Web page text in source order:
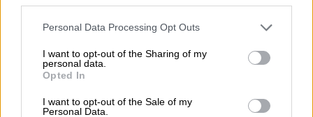
Please note that this website/app uses one or more Google
not limited to your visit or usage behaviour. You may click to
grant or deny consent to Google and its third-party tags to
use your data for below specified purposes in below Google
consent section.
Personal Data Processing Opt Outs
I want to opt-out of the Sharing of my
personal data.
Opted In
I want to opt-out of the Sale of my
Personal Data.
Παράλληλα, υπενθύμισε τα γεγονότα του
2012, όταν – όπως είπε – 31 βουλευτές
Μνημόνιο.
πως εκείνη την εποχή έπαιζε τρέιλερ σε